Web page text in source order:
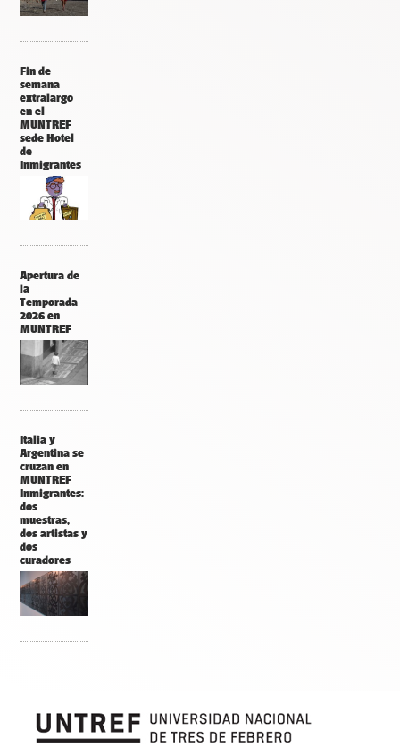
Fin de
semana
extralargo
en el
MUNTREF
sede Hotel
de
Inmigrantes
Apertura de
la
Temporada
2026 en
MUNTREF
Italia y
Argentina se
cruzan en
MUNTREF
Inmigrantes:
dos
muestras,
dos artistas y
dos
curadores